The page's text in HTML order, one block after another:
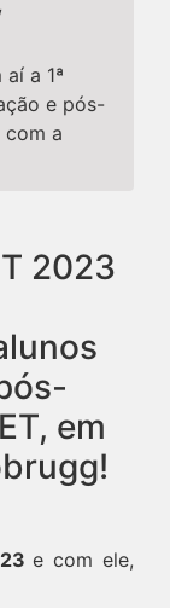
a 1ª
e pós-
com a
2023
em
e com ele,